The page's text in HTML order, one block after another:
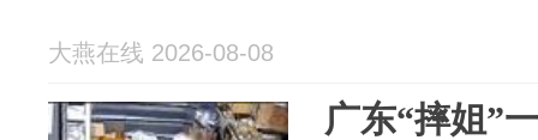
大燕在线 2026-08-08
广东“摔姐”